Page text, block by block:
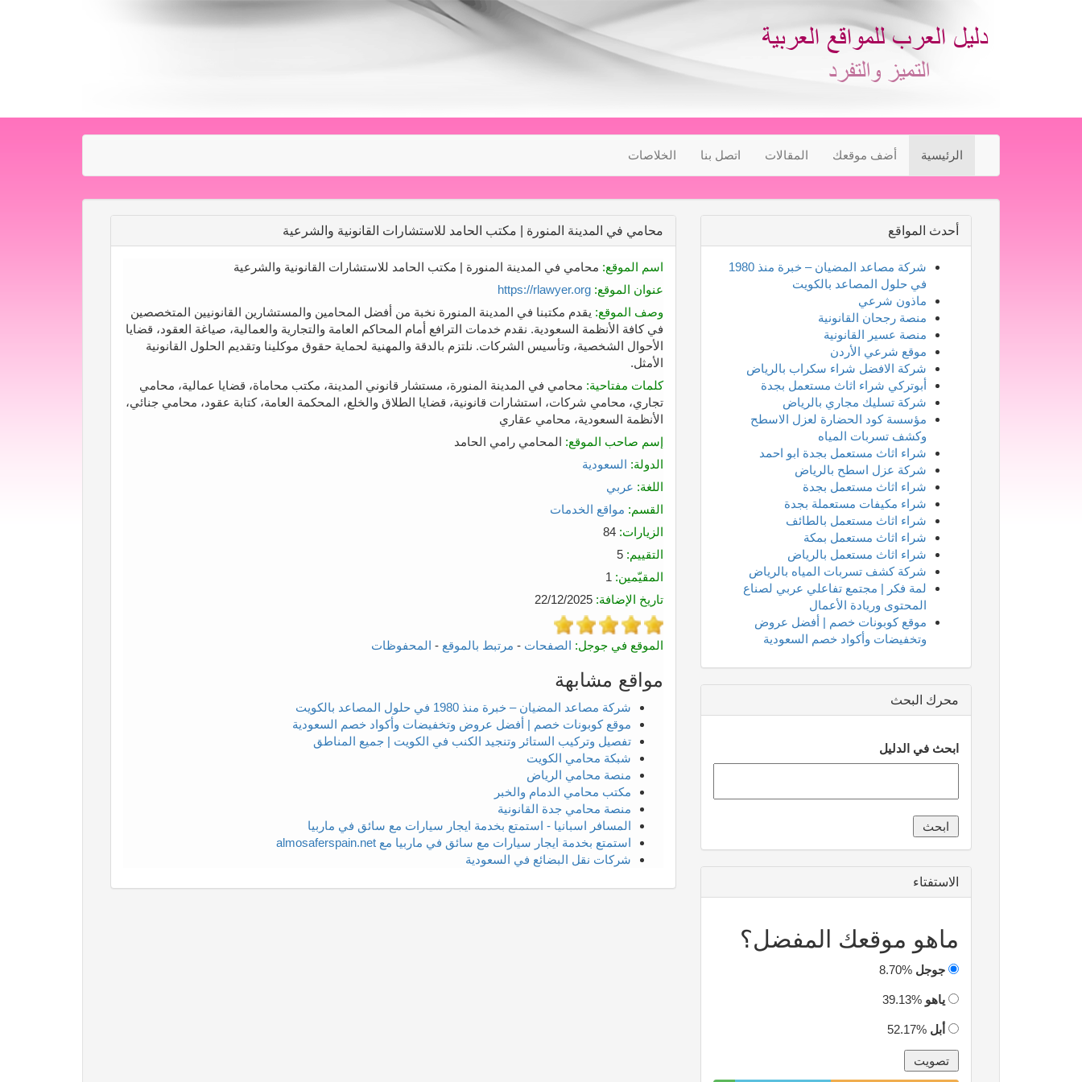
الرئيسية أضف موقعك المقالات اتصل بنا الخلاصات
محامي في المدينة المنورة | مكتب الحامد للاستشارات القانونية والشرعية
اسم الموقع: محامي في المدينة المنورة | مكتب الحامد للاستشارات القانونية والشرعية
عنوان الموقع: https://rlawyer.org
وصف الموقع: يقدم مكتبنا في المدينة المنورة نخبة من أفضل المحامين والمستشارين القانونيين المتخصصين
في كافة الأنظمة السعودية. نقدم خدمات الترافع أمام المحاكم العامة والتجارية والعمالية، صياغة العقود، قضايا
الأحوال الشخصية، وتأسيس الشركات. نلتزم بالدقة والمهنية لحماية حقوق موكلينا وتقديم الحلول القانونية
الأمثل.
كلمات مفتاحية: محامي في المدينة المنورة، مستشار قانوني المدينة، مكتب محاماة، قضايا عمالية، محامي
تجاري، محامي شركات، استشارات قانونية، قضايا الطلاق والخلع، المحكمة العامة، كتابة عقود، محامي جنائي،
الأنظمة السعودية، محامي عقاري
إسم صاحب الموقع: المحامي رامي الحامد
الدولة: السعودية
اللغة: عربي
القسم: مواقع الخدمات
الزيارات:
التقييم:
المقيّمين:
تاريخ الإضافة:
الموقع في جوجل: الصفحات - مرتبط بالموقع - المحفوظات
مواقع مشابهة
شركة مصاعد المضيان – خبرة منذ 1980 في حلول المصاعد بالكويت
موقع كوبونات خصم | أفضل عروض وتخفيضات وأكواد خصم السعودية
تفصيل وتركيب الستائر وتنجيد الكنب في الكويت | جميع المناطق
شبكة محامي الكويت
منصة محامي الرياض
مكتب محامي الدمام والخبر
منصة محامي جدة القانونية
المسافر اسبانيا - استمتع بخدمة ايجار سيارات مع سائق في ماربيا
استمتع بخدمة ايجار سيارات مع سائق في ماربيا مع almosaferspain.net
شركات نقل البضائع في السعودية
أحدث المواقع
شركة مصاعد المضيان – خبرة منذ 1980
في حلول المصاعد بالكويت
ماذون شرعي
منصة رجحان القانونية
منصة عسير القانونية
موقع شرعي الأردن
شركة الافضل شراء سكراب بالرياض
أبوتركي شراء اثاث مستعمل بجدة
شركة تسليك مجاري بالرياض
مؤسسة كود الحضارة لعزل الاسطح
وكشف تسربات المياه
شراء اثاث مستعمل بجدة ابو احمد
شركة عزل اسطح بالرياض
شراء اثاث مستعمل بجدة
شراء مكيفات مستعملة بجدة
شراء اثاث مستعمل بالطائف
شراء اثاث مستعمل بمكة
شراء اثاث مستعمل بالرياض
شركة كشف تسربات المياه بالرياض
لمة فكر | مجتمع تفاعلي عربي لصناع
المحتوى وريادة الأعمال
موقع كوبونات خصم | أفضل عروض
وتخفيضات وأكواد خصم السعودية
محرك البحث
ابحث في الدليل
الاستفتاء
ماهو موقعك المفضل؟
جوجل 8.70%
ياهو 39.13%
أبل 52.17%